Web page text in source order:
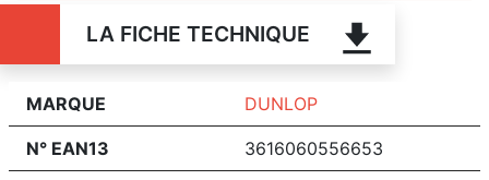
LA FICHE TECHNIQUE
MARQUE DUNLOP
N° EAN13 3616060556653